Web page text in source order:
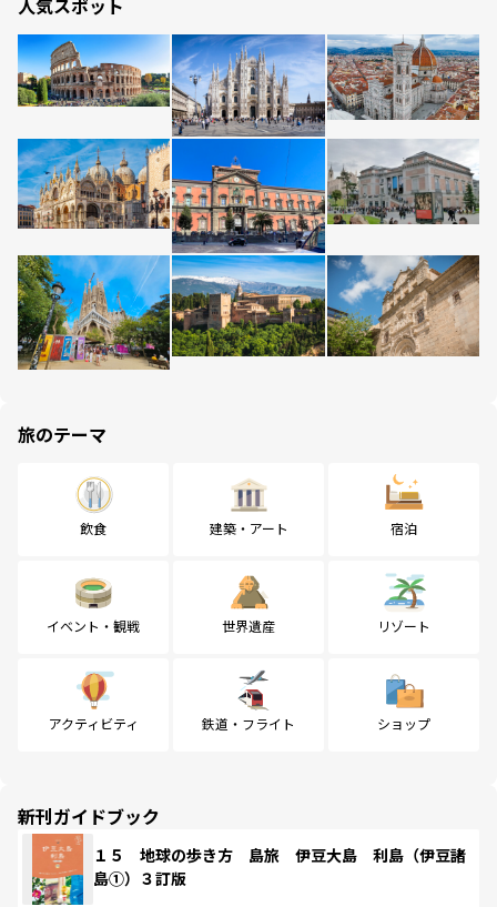
人気スポット
旅のテーマ
飲食 建築・アート 宿泊
イベント・観戦 世界遺産 リゾート
アクティビティ 鉄道・フライト ショップ
新刊ガイドブック
１５ 地球の歩き方 島旅 伊豆大島 利島（伊豆諸
島①）３訂版